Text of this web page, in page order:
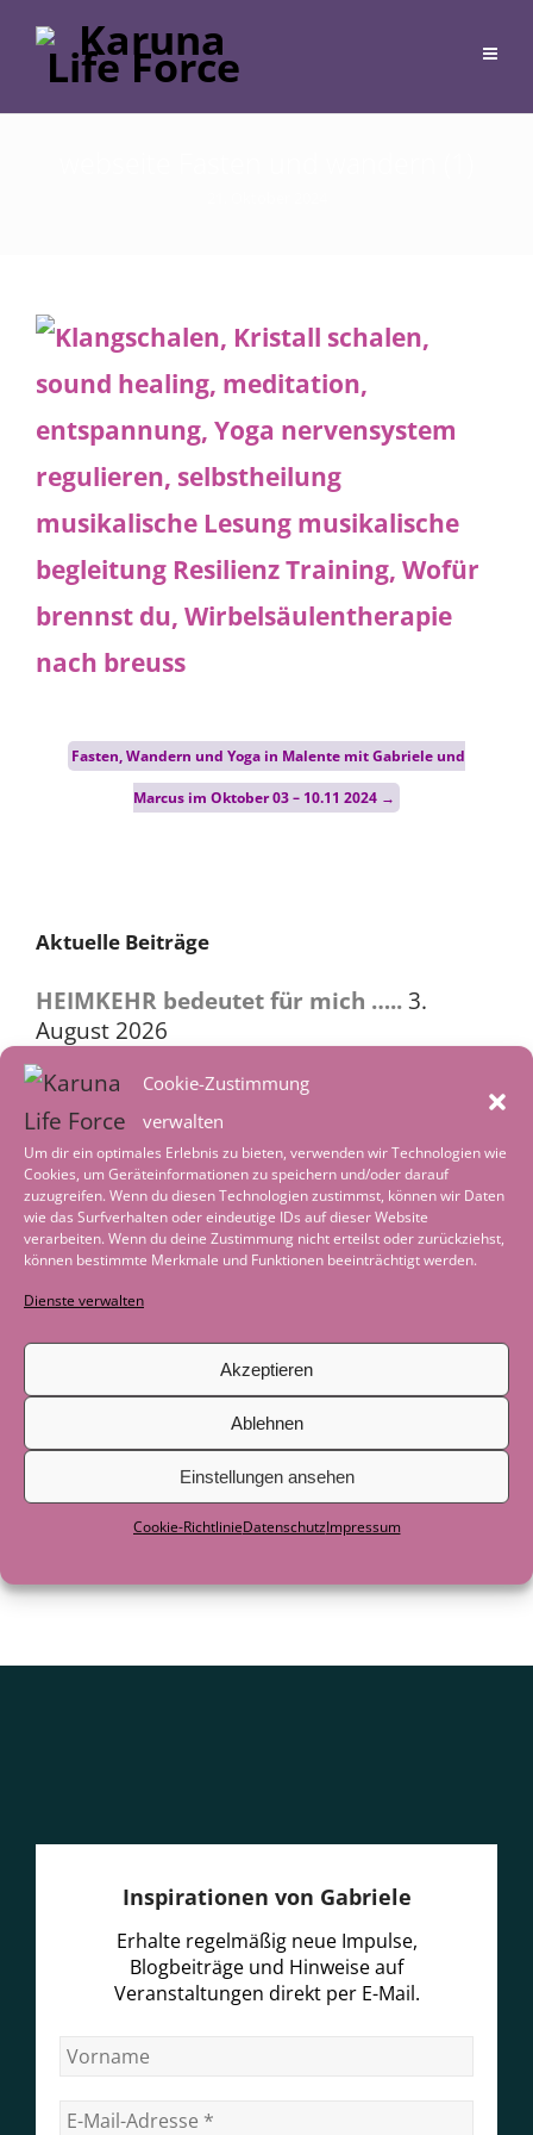
Cookie-Zustimmung
verwalten
Um dir ein optimales Erlebnis zu bieten, verwenden wir Technologien wie
Cookies, um Geräteinformationen zu speichern und/oder darauf
zuzugreifen. Wenn du diesen Technologien zustimmst, können wir Daten
wie das Surfverhalten oder eindeutige IDs auf dieser Website
verarbeiten. Wenn du deine Zustimmung nicht erteilst oder zurückziehst,
können bestimmte Merkmale und Funktionen beeinträchtigt werden.
Dienste verwalten
Akzeptieren
Ablehnen
Einstellungen ansehen
Cookie-RichtlinieDatenschutzImpressum
Post
navigation
Fasten, Wandern und Yoga in Malente mit Gabriele und
Marcus im Oktober 03 – 10.11 2024 →
Aktuelle Beiträge
HEIMKEHR bedeutet für mich …..3.
August 2026
Heimkehr – in ein reguliertes
Nervensystem 2. August 2026
Worte der Achtsamkeit im August 1.
August 2026
Tiefenentspannung – wenn die Welt leise
wird
4. Juli 2026
Worte der Achtsamkeit im Juli1. Juli 2026
Geschichte zum Nachdenken: Als das
Boot nicht mehr gebraucht wurde
Als der See zum Lehrer wurde
Inspirationen von Gabriele
Erhalte regelmäßig neue Impulse,
Blogbeiträge und Hinweise auf
Veranstaltungen direkt per E-Mail.